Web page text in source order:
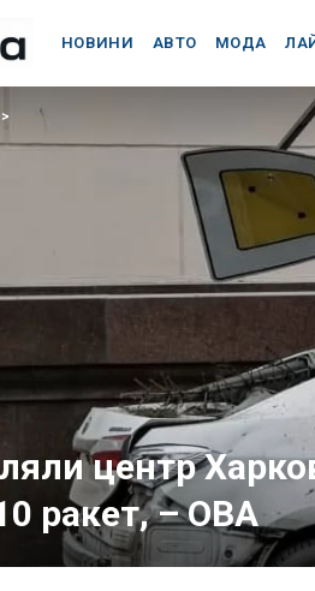
НОВИНИ АВТО МОДА
>
центр
ракет, – ОВА